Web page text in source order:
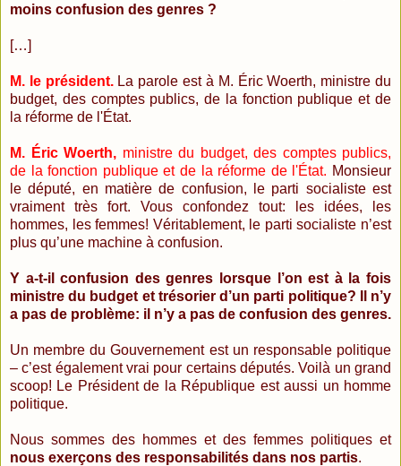
moins confusion des genres ?
[…]
M. le président.La parole est à M. Éric Woerth, ministre du
budget, des comptes publics, de la fonction publique et de
la réforme de l'État.
M. Éric Woerth, ministre du budget, des comptes publics,
de la fonction publique et de la réforme de l'État. Monsieur
le député, en matière de confusion, le parti socialiste est
vraiment très fort. Vous confondez tout: les idées, les
hommes, les femmes! Véritablement, le parti socialiste n’est
plus qu’une machine à confusion.
Y a-t-il confusion des genres lorsque l’on est à la fois
ministre du budget et trésorier d’un parti politique? Il n’y
a pas de problème: il n’y a pas de confusion des genres.
Un membre du Gouvernement est un responsable politique
– c’est également vrai pour certains députés. Voilà un grand
scoop! Le Président de la République est aussi un homme
politique.
Nous sommes des hommes et des femmes politiques et
nous exerçons des responsabilités dans nos partis.